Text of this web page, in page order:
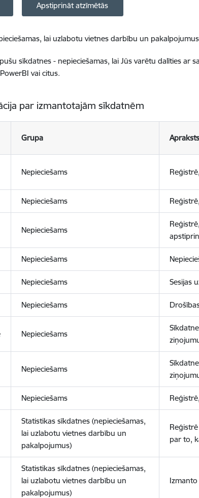
Apstiprināt atzīmētās
lai uzlabotu vietnes darbību un
sīkdatnes - nepieciešamas, lai Jūs varētu dalīties
vai citus.
par izmantotajām sīkdatnēm
Grupa Apraksts
Nepieciešams
Nepieciešams
Nepieciešams
Nepieciešams
Nepieciešams Sesijas
Nepieciešams
Nepieciešams
Nepieciešams
Nepieciešams
Statistikas sīkdatnes (nepieciešamas,
lai uzlabotu vietnes darbību un
pakalpojumus)
par to,
Statistikas sīkdatnes (nepieciešamas,
lai uzlabotu vietnes darbību un
pakalpojumus)